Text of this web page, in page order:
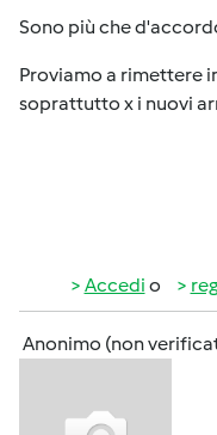
Sono più che
Proviamo a rimettere
soprattutto x i nuovi
Accedi o
Anonimo (non